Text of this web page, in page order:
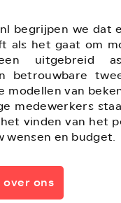
begrijpen we dat
als het gaat om
uitgebreid
betrouwbare
modellen van
medewerkers
vinden van het
wensen en budget.
over ons